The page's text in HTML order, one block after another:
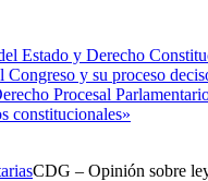
Estado y Derecho
y su proceso
Procesal
constitucionales»
CDG – Opinión sobre